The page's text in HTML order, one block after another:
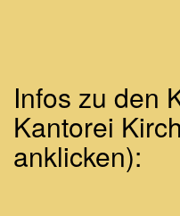
Infos zu den
Kantorei
anklicken):